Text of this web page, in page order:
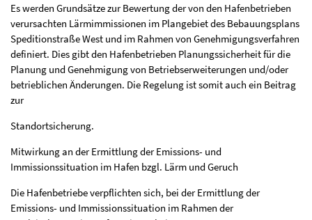
Es werden Grundsätze zur Bewertung der von den Hafenbetrieben
verursachten Lärmimmissionen im Plangebiet des Bebauungsplans
Speditionstraße West und im Rahmen von Genehmigungsverfahren
definiert. Dies gibt den Hafenbetrieben Planungssicherheit für die
Planung und Genehmigung von Betriebserweiterungen und/oder
betrieblichen Änderungen. Die Regelung ist somit auch ein Beitrag
zur
Standortsicherung.
Mitwirkung an der Ermittlung der Emissions- und
Immissionssituation im Hafen bzgl. Lärm und Geruch
Die Hafenbetriebe verpflichten sich, bei der Ermittlung der
Emissions- und Immissionssituation im Rahmen der